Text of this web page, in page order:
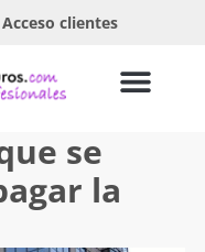
Acceso clientes
se
la